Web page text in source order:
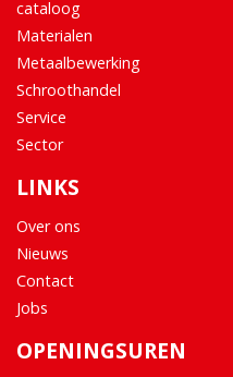
cataloog
Materialen
Metaalbewerking
Schroothandel
Service
Sector
LINKS
Over ons
Nieuws
Contact
Jobs
OPENINGSUREN